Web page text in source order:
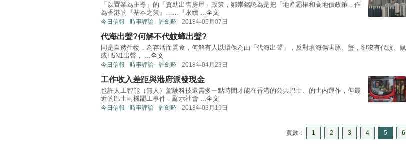
「以置業為主導」的「資助出售房屋」政策，鄒崇銘認為是把「地產霸權和高地價政策，作
為香港的『基本之策』……『永續 ... 全文
今日信報 時事評論 許劍昭 2018年05月07日
代海出聲?何解不代蚊蟑出聲?
同是自然生物，為存活而覓食，何解有人以環保為由「代海出聲」，反對填海傷害豚、蟹，卻沒有代蚊、鼠
或H5N1出聲， ... 全文
今日信報 時事評論 許劍昭 2018年04月23日
工作收入差距與港府派發現金
也許人工智能（無人）駕駛科技還需多一點時間才能在香港的公共巴士、的士內運作，但最
近的巴士司機罷工事件，顯示社會 ... 全文
今日信報 時事評論 許劍昭 2018年03月19日
頁數： 1 2 3 4 5 6